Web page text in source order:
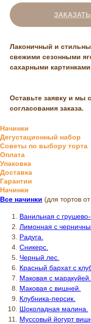
Лаконичный и
свежими сезонными
сахарными
Оставьте заявку и мы
согласования заказа.
Начинки
Дегустационный набор
Советы по выбору торта
Оплата
Упаковка
Доставка
Гарантии
Начинки
Все начинки (для тортов от
Ванильная с
Лимонная с
Радуга.
Сникерс.
Черный лес.
Красный бархат с
Маковая с маракуйей.
Маковая с вишней.
Клубника-персик.
Шоколадная малина.
Муссовый йогурт